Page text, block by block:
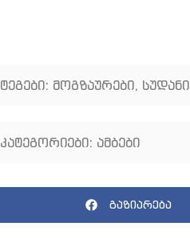
ტეგები: მოგზაურები, სუდანი
კატეგორიები: ამბები
გაზიარება